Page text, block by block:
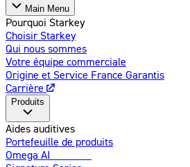
Main Menu
Pourquoi Starkey
Choisir Starkey
Qui nous sommes
Votre équipe commerciale
Origine et Service France Garantis
Carrière
Produits
Aides auditives
Portefeuille de produits
Omega AI